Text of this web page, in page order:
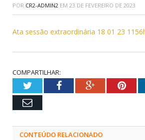
POR CR2-ADMIN2 EM 23 DE FEVEREIRO DE 2023
Ata sessão extraordinária 18 01 23
COMPARTILHAR:
TwitterFacebookGoogle+
Email
CONTEÚDO RELACIONADO